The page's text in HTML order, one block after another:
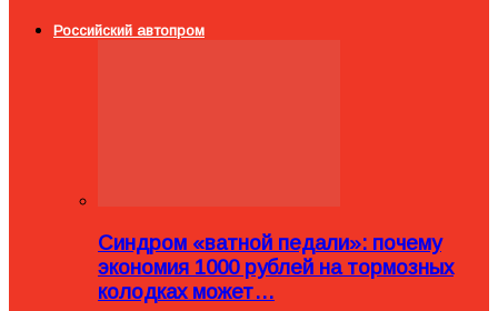
Российский автопром
Синдром «ватной педали»: почему
экономия 1000 рублей на тормозных
колодках может…